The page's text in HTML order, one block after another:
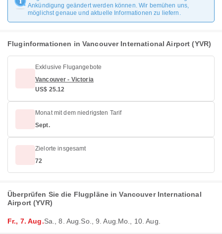
Ankündigung geändert werden können. Wir bemühen uns,
möglichst genaue und aktuelle Informationen zu liefern.
Fluginformationen in Vancouver International Airport (YVR)
Exklusive Flugangebote
Vancouver - Victoria
US$ 25.12
Monat mit dem niedrigsten Tarif
Sept.
Zielorte insgesamt
72
Überprüfen Sie die Flugpläne in Vancouver International
Airport (YVR)
Fr., 7. Aug.Sa., 8. Aug. So., 9. Aug. Mo., 10. Aug.